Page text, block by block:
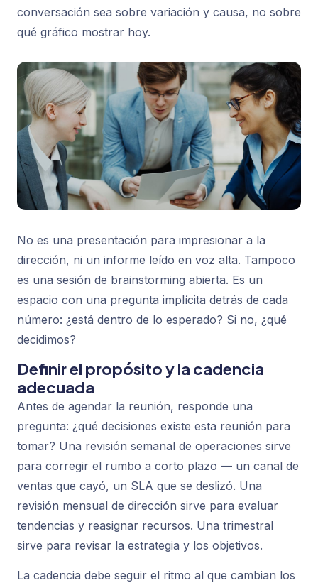
conversación sea sobre variación y causa, no sobre
qué gráfico mostrar hoy.
No es una presentación para impresionar a la
dirección, ni un informe leído en voz alta. Tampoco
es una sesión de brainstorming abierta. Es un
espacio con una pregunta implícita detrás de cada
número: ¿está dentro de lo esperado? Si no, ¿qué
decidimos?
Definir el propósito y la cadencia
adecuada
Antes de agendar la reunión, responde una
pregunta: ¿qué decisiones existe esta reunión para
tomar? Una revisión semanal de operaciones sirve
para corregir el rumbo a corto plazo — un canal de
ventas que cayó, un SLA que se deslizó. Una
revisión mensual de dirección sirve para evaluar
tendencias y reasignar recursos. Una trimestral
sirve para revisar la estrategia y los objetivos.
La cadencia debe seguir el ritmo al que cambian los